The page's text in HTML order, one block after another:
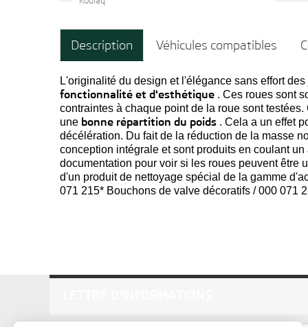
Description Véhicules compatibles
L'originalité du design et l'élégance sans effort
fonctionnalité et d'esthétique . Ces roues sont
contraintes à chaque point de la roue sont
une bonne répartition du poids . Cela a un effet
décélération. Du fait de la réduction de la masse
conception intégrale et sont produits en coulant
documentation pour voir si les roues peuvent être
d'un produit de nettoyage spécial de la gamme
071 215* Bouchons de valve décoratifs / 000 071